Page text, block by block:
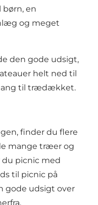
børn, en
og meget
den gode udsigt,
helt ned til
til trædækket.
finder du flere
mange træer og
picnic med
til picnic på
gode udsigt over